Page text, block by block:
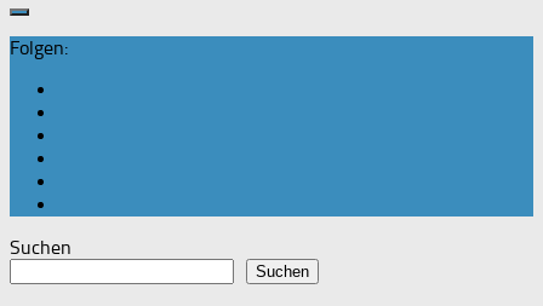
Folgen:
Suchen
Suchen